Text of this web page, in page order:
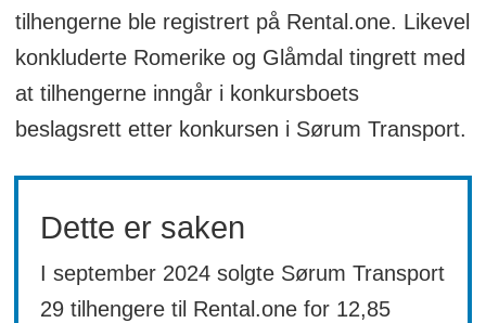
tilhengerne ble registrert på Rental.one. Likevel
konkluderte Romerike og Glåmdal tingrett med
at tilhengerne inngår i konkursboets
beslagsrett etter konkursen i Sørum Transport.
Dette er saken
I september 2024 solgte Sørum Transport
29 tilhengere til Rental.one for 12,85